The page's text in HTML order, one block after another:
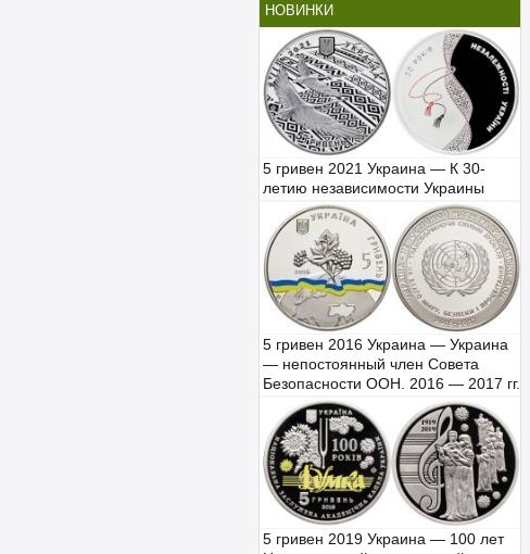
НОВИНКИ
5 гривен 2021 Украина — К 30-
летию независимости Украины
5 гривен 2016 Украина — Украина
— непостоянный член Совета
Безопасности ООН. 2016 — 2017 гг.
5 гривен 2019 Украина — 100 лет